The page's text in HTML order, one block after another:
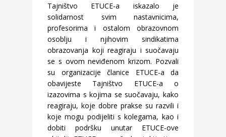
Tajništvo ETUCE-a iskazalo je
solidarnost svim nastavnicima,
profesorima i ostalom obrazovnom
osoblju i njihovim sindikatima
obrazovanja koji reagiraju i suočavaju
se s ovom neviđenom krizom. Pozvali
su organizacije članice ETUCE-a da
obavijeste Tajništvo ETUCE-a o
izazovima s kojima se suočavaju, kako
reagiraju, koje dobre prakse su razvili i
koje mogu podijeliti s kolegama, kao i
dobiti podršku unutar ETUCE-ove